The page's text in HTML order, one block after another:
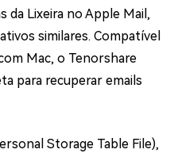
da Lixeira no Apple Mail,
similares. Compatível
Mac, o Tenorshare
para recuperar emails
Storage Table File),